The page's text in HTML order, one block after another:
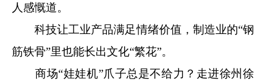
人感慨道。
科技让工业产品满足情绪价值，制造业的“钢
筋铁骨”里也能长出文化“繁花”。
商场“娃娃机”爪子总是不给力？走进徐州徐